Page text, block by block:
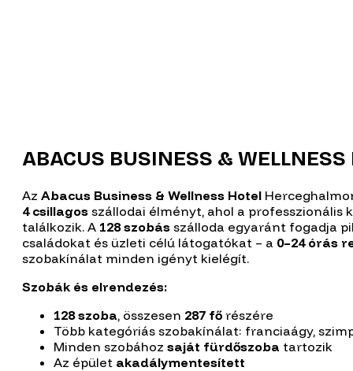
ABACUS BUSINESS & WELLNESS
Az Abacus Business & Wellness Hotel
4 csillagos szállodai élményt, ahol a professzionális
találkozik. A 128 szobás szálloda egyaránt fogadja
családokat és üzleti célú látogatókat – a 0–24 órás
szobakínálat minden igényt kielégít.
Szobák és elrendezés:
128 szoba, összesen 287 fő részére
Több kategóriás szobakínálat: franciaágy,
Minden szobához saját fürdőszoba tartozik
Az épület akadálymentesített